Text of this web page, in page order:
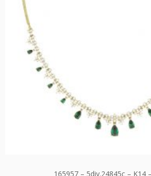
165957 – 5div.24845c – K14